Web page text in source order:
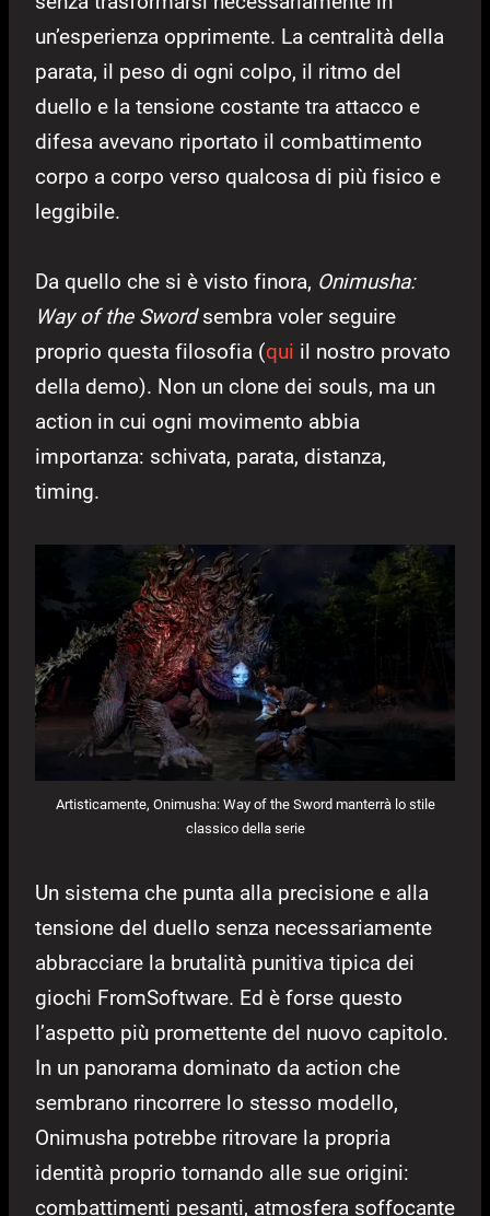
un’esperienza opprimente. La centralità della
parata, il peso di ogni colpo, il ritmo del
duello e la tensione costante tra attacco e
difesa avevano riportato il combattimento
corpo a corpo verso qualcosa di più fisico e
leggibile.
Da quello che si è visto finora, Onimusha:
Way of the Swordsembra voler seguire
proprio questa filosofia (qui il nostro provato
della demo). Non un clone dei souls, ma un
action in cui ogni movimento abbia
importanza: schivata, parata, distanza,
timing.
Artisticamente, Onimusha: Way of the Sword manterrà lo stile
classico della serie
Un sistema che punta alla precisione e alla
tensione del duello senza necessariamente
abbracciare la brutalità punitiva tipica dei
giochi FromSoftware. Ed è forse questo
l’aspetto più promettente del nuovo capitolo.
In un panorama dominato da action che
sembrano rincorrere lo stesso modello,
Onimusha potrebbe ritrovare la propria
identità proprio tornando alle sue origini:
combattimenti pesanti, atmosfera soffocante